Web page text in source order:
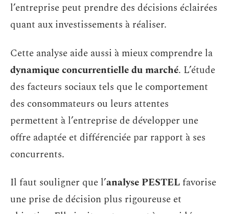
l’entreprise peut prendre des décisions éclairées
quant aux investissements à réaliser.
Cette analyse aide aussi à mieux comprendre la
dynamique concurrentielle du marché. L’étude
des facteurs sociaux tels que le comportement
des consommateurs ou leurs attentes
permettent à l’entreprise de développer une
offre adaptée et différenciée par rapport à ses
concurrents.
Il faut souligner que l’analyse PESTELfavorise
une prise de décision plus rigoureuse et